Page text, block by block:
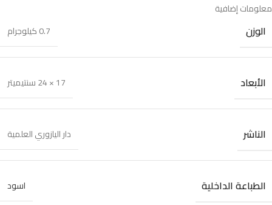
معلومات إضافية
الوزن 0.7 كيلوجرام
الأبعاد 17 × 24 سنتيميتر
الناشر دار اليازوري العلمية
الطباعة الداخلية اسود